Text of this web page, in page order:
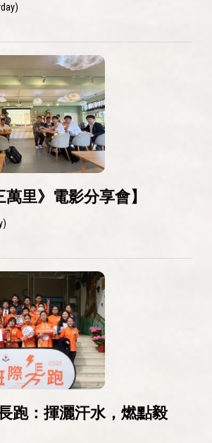
萬里》電影分享會】
長跑：揮灑汗水，燃點毅